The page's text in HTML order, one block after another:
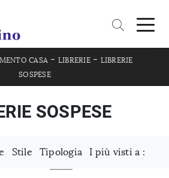
CASA - LIBRERIE- LIBRERIE
SOSPESE
SOSPESE
Stile Tipologia I più visti a :